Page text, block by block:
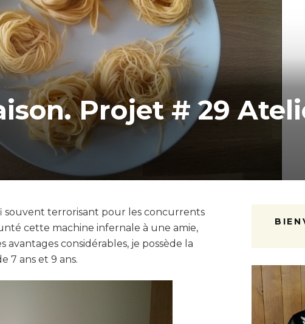
Projet # 29
souvent terrorisant pour les concurrents
cette machine infernale à une amie,
avantages considérables, je possède la
7 ans et 9 ans.